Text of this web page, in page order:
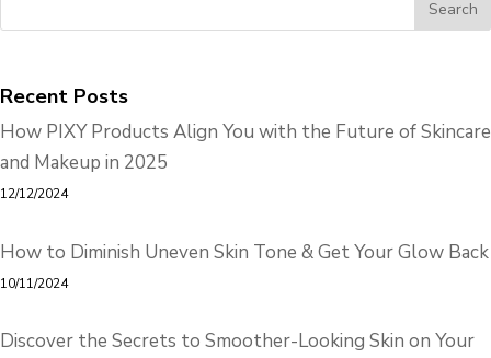
Recent Posts
How PIXY Products Align You with the Future of Skincare
and Makeup in 2025
12/12/2024
How to Diminish Uneven Skin Tone & Get Your Glow Back
10/11/2024
Discover the Secrets to Smoother-Looking Skin on Your